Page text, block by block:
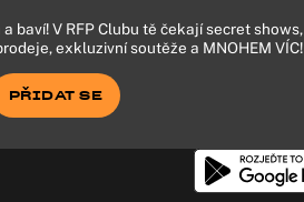
baví! V RFP Clubu tě čekají secret shows,
exkluzivní soutěže a MNOHEM VÍC!
PŘIDAT SE